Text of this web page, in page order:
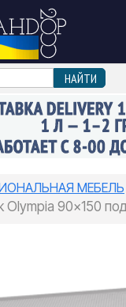
МЕБЕЛЬ
Olympia 90x150